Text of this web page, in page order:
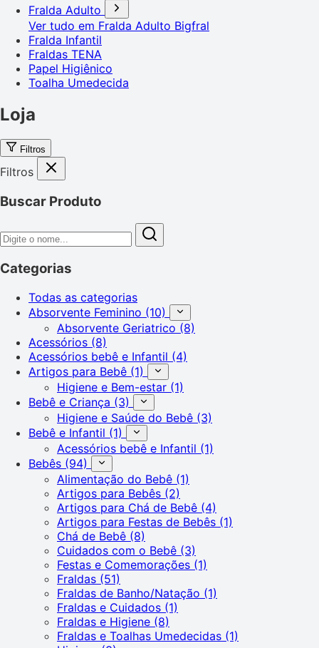
Fralda Adulto
Ver tudo em Fralda Adulto Bigfral
Fralda Infantil
Fraldas TENA
Papel Higiênico
Toalha Umedecida
Loja
Filtros
Filtros
Buscar Produto
Categorias
Todas as categorias
Absorvente Feminino (10)
Absorvente Geriatrico (8)
Acessórios (8)
Acessórios bebê e Infantil (4)
Artigos para Bebê (1)
Higiene e Bem-estar (1)
Bebê e Criança (3)
Higiene e Saúde do Bebê (3)
Bebê e Infantil (1)
Acessórios bebê e Infantil (1)
Bebês (94)
Alimentação do Bebê (1)
Artigos para Bebês (2)
Artigos para Chá de Bebê (4)
Artigos para Festas de Bebês (1)
Chá de Bebê (8)
Cuidados com o Bebê (3)
Festas e Comemorações (1)
Fraldas (51)
Fraldas de Banho/Natação (1)
Fraldas e Cuidados (1)
Fraldas e Higiene (8)
Fraldas e Toalhas Umedecidas (1)